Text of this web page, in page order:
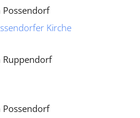
Possendorf
Kirche
Ruppendorf
Possendorf